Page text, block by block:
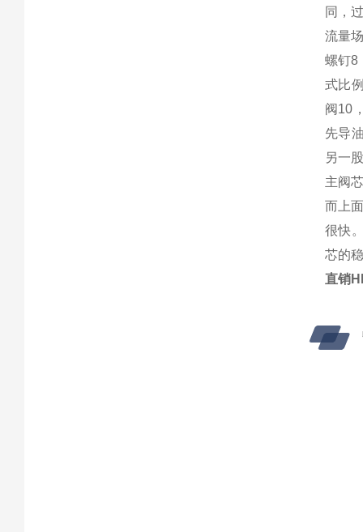
同，
流量
螺钉8
式比
阀10
先导
另一
主阀
而上
很快
芯的
直销